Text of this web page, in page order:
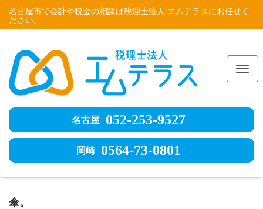
名古屋市で会計や税金の相談は税理士法人 エムテラスにお任せく
ださい。
名古屋 052-253-9527
岡崎 0564-73-0801
傘。